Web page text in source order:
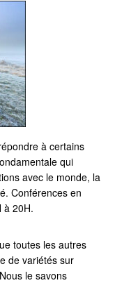
à certains
qui
avec le monde, la
Conférences en
à 20H.
toutes les autres
de variétés sur
le savons